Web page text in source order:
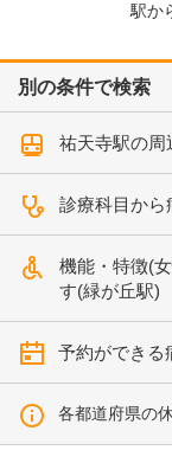
駅か
別の条件で検索
祐天寺駅の周
診療科目から
機能・特徴(
す(緑が丘駅)
予約ができる
各都道府県の